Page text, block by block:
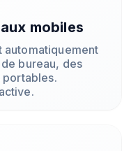
mobiles
automatiquement
bureau, des